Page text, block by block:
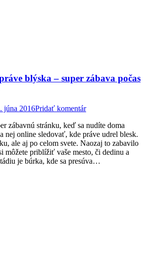
blýska – super zábava počas
júna 2016Pridať komentár
zábavnú stránku, keď sa nudíte doma
nej online sledovať, kde práve udrel blesk.
ale aj po celom svete. Naozaj to zabavilo
môžete priblížiť vaše mesto, či dedinu a
je búrka, kde sa presúva…